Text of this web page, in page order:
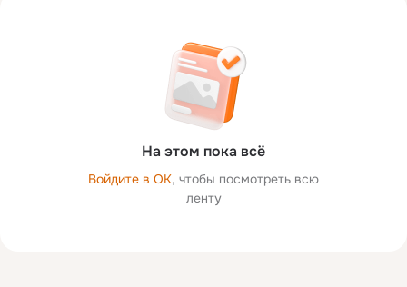
На этом пока всё
Войдите в ОК, чтобы посмотреть всю
ленту